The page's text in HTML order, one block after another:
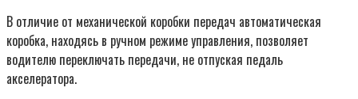
В отличие от механической коробки передач автоматическая
коробка, находясь в ручном режиме управления, позволяет
водителю переключать передачи, не отпуская педаль
акселератора.